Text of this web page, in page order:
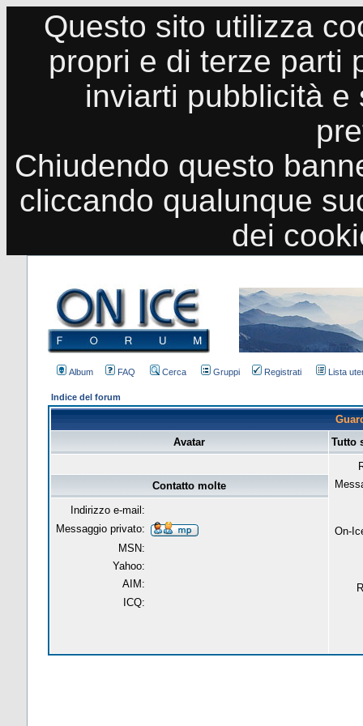
Questo sito utilizza
propri e di terze parti
inviarti pubblicità
Chiudendo questo
cliccando qualunque
dei
Album FAQ Cerca Gruppi Registrati Lista
Indice del forum
Avatar
Tutto
On-
Contatto molte
Indirizzo e-mail:
Messaggio privato:
MSN:
Yahoo:
AIM:
ICQ: